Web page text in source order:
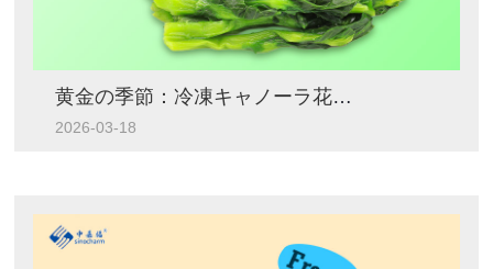
黄金の季節：冷凍キャノーラ花の調達に関するプロ向けガイド
2026-03-18